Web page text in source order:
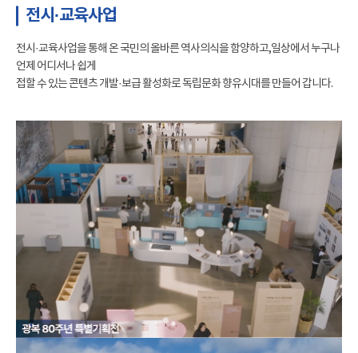
전시·교육사업
전시·교육사업을 통해 온 국민의 올바른 역사의식을 함양하고,일상에서 누구나
언제 어디서나 쉽게
접할 수 있는 콘텐츠 개발·보급 활성화로 독립문화 향유시대를 만들어 갑니다.